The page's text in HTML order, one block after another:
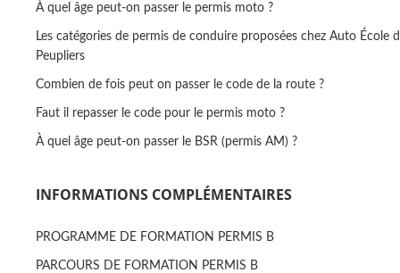
À quel âge peut-on passer le permis moto ?
Les catégories de permis de conduire proposées chez Auto École
Peupliers
Combien de fois peut on passer le code de la route ?
Faut il repasser le code pour le permis moto ?
À quel âge peut-on passer le BSR (permis AM) ?
INFORMATIONS COMPLÉMENTAIRES
PROGRAMME DE FORMATION PERMIS B
PARCOURS DE FORMATION PERMIS B